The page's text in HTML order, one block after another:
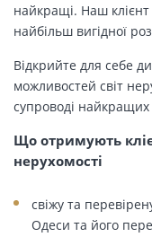
найкращі. Наш клієнт
найбільш вигідної
Відкрийте для себе
можливостей світ
супроводі найкращих
Що отримують
нерухомості
свіжу та
Одеси та його